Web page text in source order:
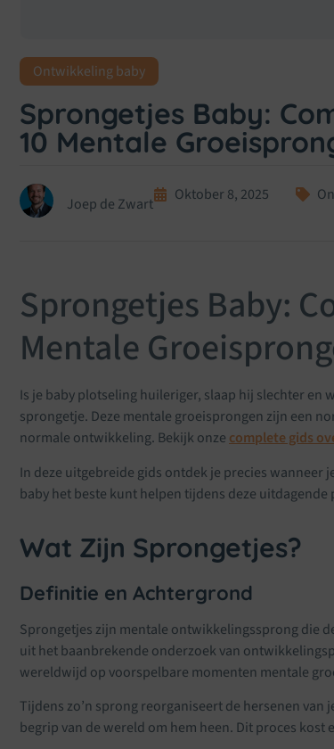
Ontwikkeling baby
Sprongetjes Baby:
10 Mentale
Joep de Zwart Oktober 8, 2025
Sprongetjes Baby:
Mentale
Is je baby plotseling huileriger, slaap hij slechter
sprongetje. Deze mentale groeisprongen zijn een
normale ontwikkeling. Bekijk onze complete gids
In deze uitgebreide gids ontdek je precies wanneer
baby het beste kunt helpen tijdens deze uitdagende
Wat Zijn Sprongetjes?
Definitie en Achtergrond
Sprongetjes zijn mentale ontwikkelingssprong die
uit het baanbrekende onderzoek van
wereldwijd op voorspelbare momenten mentale
Tijdens zo’n sprong reorganiseert de hersenen
begrip van de wereld om hem heen. Dit proces